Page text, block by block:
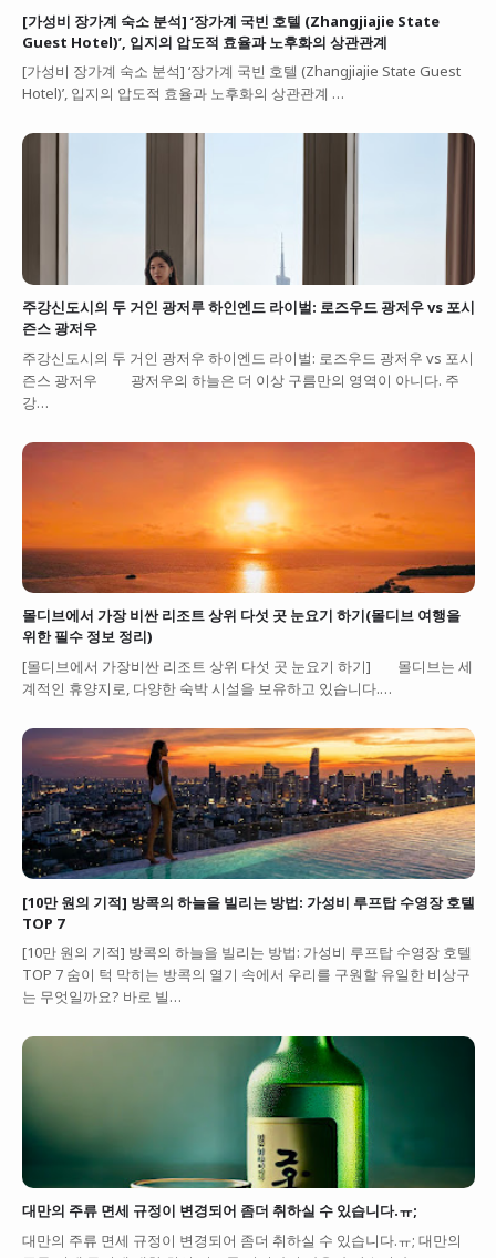
[가성비 장가계 숙소 분석] ‘장가계 국빈 호텔 (Zhangjiajie State
Guest Hotel)’, 입지의 압도적 효율과 노후화의 상관관계
[가성비 장가계 숙소 분석] ‘장가계 국빈 호텔 (Zhangjiajie State Guest
Hotel)’, 입지의 압도적 효율과 노후화의 상관관계 …
주강신도시의 두 거인 광저루 하인엔드 라이벌: 로즈우드 광저우 vs 포시
즌스 광저우
주강신도시의 두 거인 광저우 하이엔드 라이벌: 로즈우드 광저우 vs 포시
즌스 광저우 광저우의 하늘은 더 이상 구름만의 영역이 아니다. 주
강…
몰디브에서 가장 비싼 리조트 상위 다섯 곳 눈요기 하기(몰디브 여행을
위한 필수 정보 정리)
[몰디브에서 가장비싼 리조트 상위 다섯 곳 눈요기 하기] 몰디브는 세
계적인 휴양지로, 다양한 숙박 시설을 보유하고 있습니다.…
[10만 원의 기적] 방콕의 하늘을 빌리는 방법: 가성비 루프탑 수영장 호텔
TOP 7
[10만 원의 기적] 방콕의 하늘을 빌리는 방법: 가성비 루프탑 수영장 호텔
TOP 7 숨이 턱 막히는 방콕의 열기 속에서 우리를 구원할 유일한 비상구
는 무엇일까요? 바로 빌…
대만의 주류 면세 규정이 변경되어 좀더 취하실 수 있습니다.ㅠ;
대만의 주류 면세 규정이 변경되어 좀더 취하실 수 있습니다.ㅠ; 대만의